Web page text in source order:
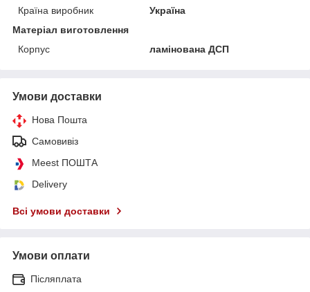
Країна виробник
Україна
Матеріал виготовлення
Корпус
ламінована ДСП
Умови доставки
Нова Пошта
Самовивіз
Meest ПОШТА
Delivery
Всі умови доставки
Умови оплати
Післяплата